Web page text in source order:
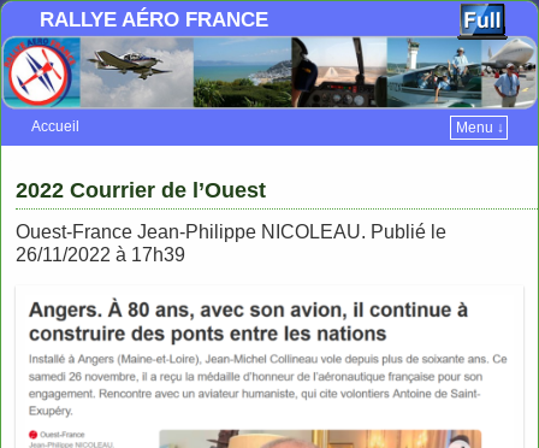
RALLYE AÉRO FRANCE
Accueil
Menu ↓
2022 Courrier de l’Ouest
Ouest-France Jean-Philippe NICOLEAU. Publié le
26/11/2022 à 17h39